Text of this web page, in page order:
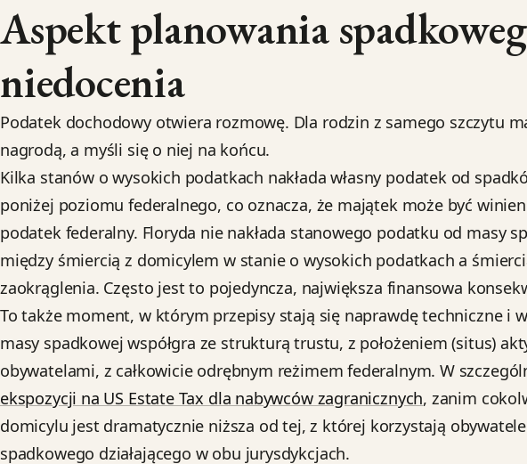
Aspekt planowania
niedocenia
Podatek dochodowy otwiera rozmowę. Dla rodzin z samego szczytu
nagrodą, a myśli się o niej na końcu.
Kilka stanów o wysokich podatkach nakłada własny podatek od
poniżej poziomu federalnego, co oznacza, że majątek może być
podatek federalny. Floryda nie nakłada stanowego podatku od masy
między śmiercią z domicylem w stanie o wysokich podatkach a
zaokrąglenia. Często jest to pojedyncza, największa finansowa
To także moment, w którym przepisy stają się naprawdę techniczne i
masy spadkowej współgra ze strukturą trustu, z położeniem (situs)
obywatelami, z całkowicie odrębnym reżimem federalnym. W
ekspozycji na US Estate Tax dla nabywców zagranicznych, zanim
domicylu jest dramatycznie niższa od tej, z której korzystają
spadkowego działającego w obu jurysdykcjach.